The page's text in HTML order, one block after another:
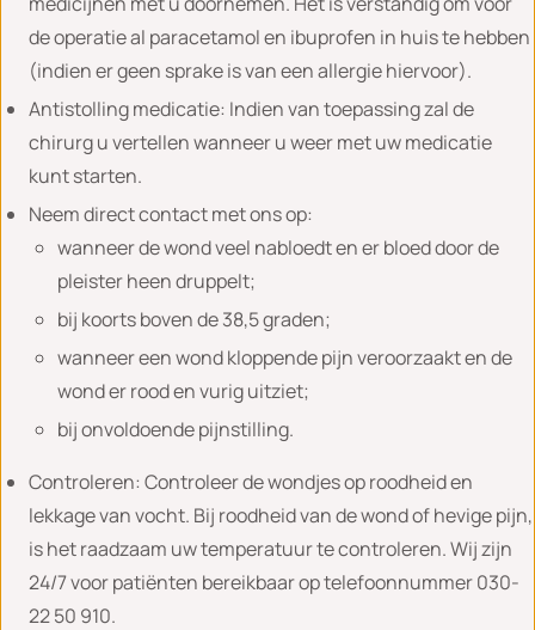
de operatie al paracetamol en ibuprofen in huis te hebben
(indien er geen sprake is van een allergie hiervoor).
Antistolling medicatie: Indien van toepassing zal de
chirurg u vertellen wanneer u weer met uw medicatie
kunt starten.
Neem direct contact met ons op:
wanneer de wond veel nabloedt en er bloed door de
pleister heen druppelt;
bij koorts boven de 38,5 graden;
wanneer een wond kloppende pijn veroorzaakt en de
wond er rood en vurig uitziet;
bij onvoldoende pijnstilling.
Controleren: Controleer de wondjes op roodheid en
lekkage van vocht. Bij roodheid van de wond of hevige pijn,
is het raadzaam uw temperatuur te controleren. Wij zijn
24/7 voor patiënten bereikbaar op telefoonnummer 030-
22 50 910.